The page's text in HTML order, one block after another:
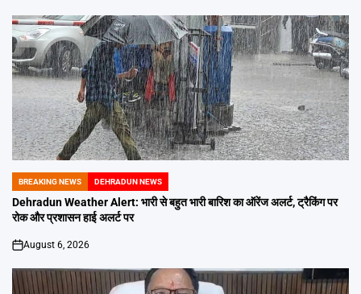
POSTED
IN
BREAKING NEWS DEHRADUN NEWS
Dehradun Weather Alert: भारी से बहुत भारी बारिश का ऑरेंज अलर्ट, ट्रैकिंग पर
रोक और प्रशासन हाई अलर्ट पर
on
August 6, 2026